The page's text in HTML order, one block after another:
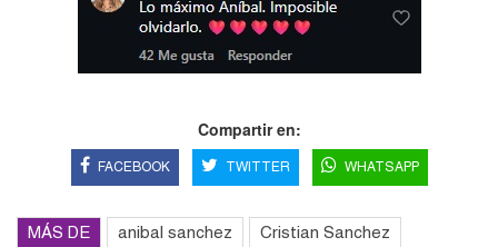
Compartir en:
FACEBOOK TWITTER WHATSAPP
MÁS DE anibal sanchez Cristian Sanchez